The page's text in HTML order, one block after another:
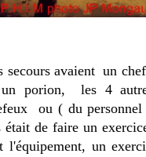
secours avaient un
porion, les 4
ou ( du
était de faire un
l'équipement, un